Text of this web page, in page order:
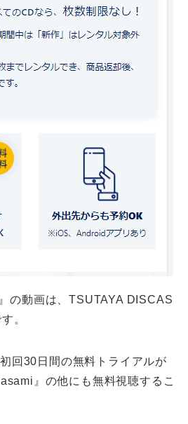
の動画は、TSUTAYA DISCAS
。
回30日間の無料トライアルが
』の他にも無料視聴するこ